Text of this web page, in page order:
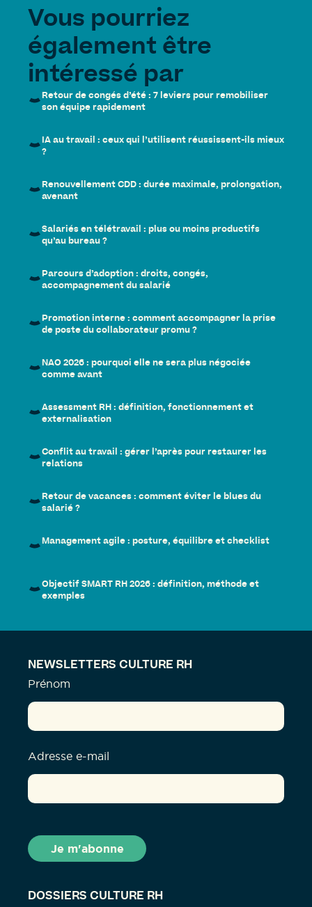
Vous pourriez
également être
intéressé par
Retour de congés d’été : 7 leviers pour remobiliser
son équipe rapidement
IA au travail : ceux qui l’utilisent réussissent-ils mieux
?
Renouvellement CDD : durée maximale, prolongation,
avenant
Salariés en télétravail : plus ou moins productifs
qu’au bureau ?
Parcours d’adoption : droits, congés,
accompagnement du salarié
Promotion interne : comment accompagner la prise
de poste du collaborateur promu ?
NAO 2026 : pourquoi elle ne sera plus négociée
comme avant
Assessment RH : définition, fonctionnement et
externalisation
Conflit au travail : gérer l’après pour restaurer les
relations
Retour de vacances : comment éviter le blues du
salarié ?
Management agile : posture, équilibre et checklist
Objectif SMART RH 2026 : définition, méthode et
exemples
DOSSIERS CULTURE RH
NEWSLETTERS CULTURE RH
Prénom
Adresse e-mail